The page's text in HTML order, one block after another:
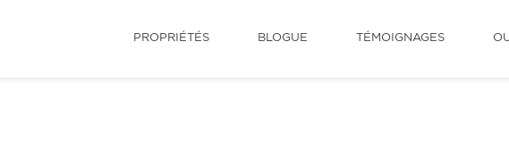
PROPRIÉTÉS BLOGUE TÉMOIGNAGES